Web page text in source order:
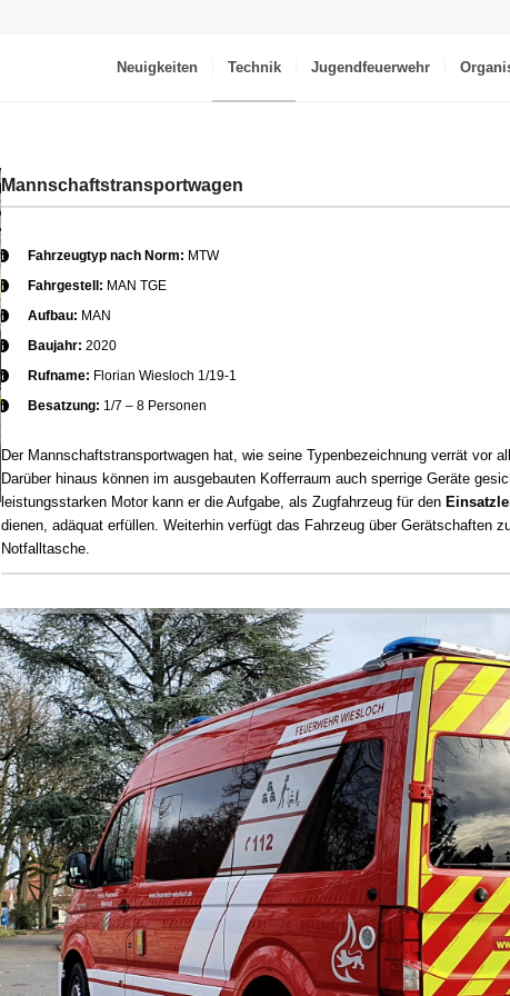
Neuigkeiten Technik Jugendfeuerwehr
Mannschaftstransportwagen
Fahrzeugtyp nach Norm: MTW
Fahrgestell: MAN TGE
Aufbau: MAN
Baujahr: 2020
Rufname: Florian Wiesloch 1/19-1
Besatzung: 1/7 – 8 Personen
Der Mannschaftstransportwagen hat, wie seine Typenbezeichnung verrät vor
Darüber hinaus können im ausgebauten Kofferraum auch sperrige Geräte
leistungsstarken Motor kann er die Aufgabe, als Zugfahrzeug für den
dienen, adäquat erfüllen. Weiterhin verfügt das Fahrzeug über Gerätschaften
Notfalltasche.